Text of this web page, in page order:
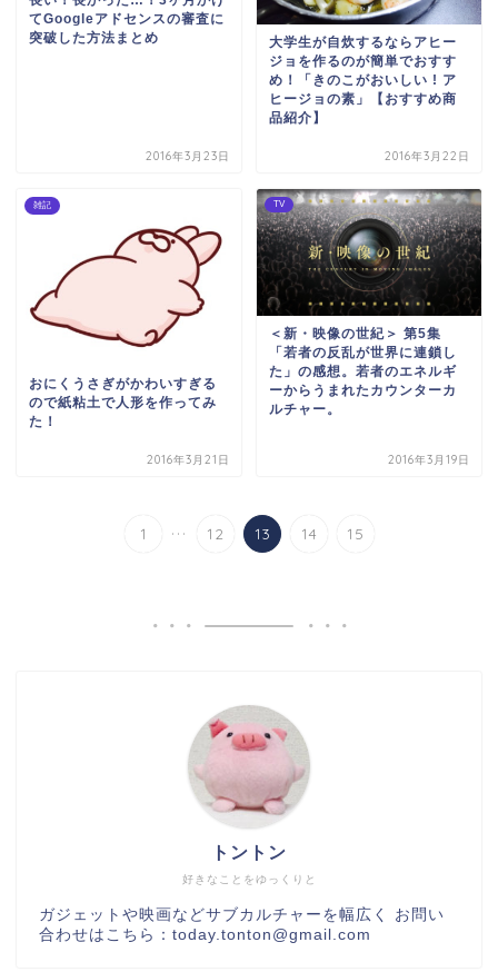
てGoogleアドセンスの審査に
突破した方法まとめ
2016年3月23日
大学生が自炊するならアヒー
ジョを作るのが簡単でおすす
め！「きのこがおいしい ! ア
ヒージョの素」【おすすめ商
品紹介】
2016年3月22日
雑記
おにくうさぎがかわいすぎる
ので紙粘土で人形を作ってみ
た！
2016年3月21日
TV
＜新・映像の世紀＞ 第5集
「若者の反乱が世界に連鎖し
た」の感想。若者のエネルギ
ーからうまれたカウンターカ
ルチャー。
2016年3月19日
1 ... 12 13 14 15
好きなことをゆっくりと
トントン
ガジェットや映画などサブカルチャーを幅広く お問い
合わせはこちら：today.tonton@gmail.com